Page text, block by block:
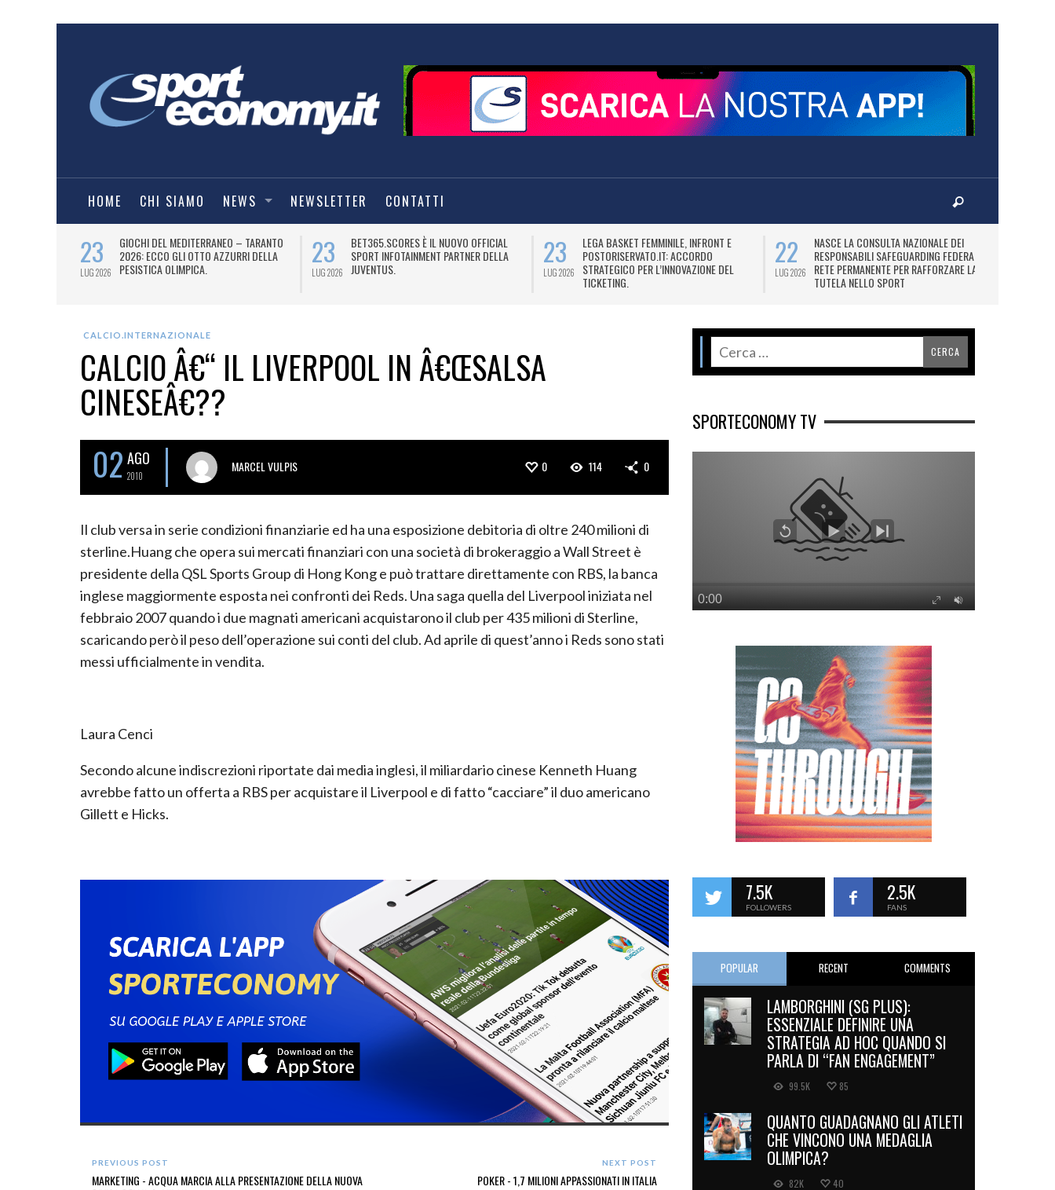
HOME CHI SIAMO NEWS NEWSLETTER CONTATTI
23
LUG 2026
GIOCHI DEL MEDITERRANEO – TARANTO
2026: ECCO GLI OTTO AZZURRI DELLA
PESISTICA OLIMPICA.
23
LUG 2026
BET365.SCORES È IL NUOVO OFFICIAL
SPORT INFOTAINMENT PARTNER DELLA
JUVENTUS.
23
LUG 2026
LEGA BASKET FEMMINILE, INFRONT E
POSTORISERVATO.IT: ACCORDO
STRATEGICO PER L’INNOVAZIONE DEL
TICKETING.
22
LUG 2026
NASCE LA CONSULTA NAZIONALE DEI
RESPONSABILI SAFEGUARDING FEDERALI:
RETE PERMANENTE PER RAFFORZARE LA
TUTELA NELLO SPORT
CALCIO.INTERNAZIONALE
CALCIO Â€“ IL LIVERPOOL IN Â€ŒSALSA
CINESEÂ€??
02 AGO
2010
MARCEL VULPIS 0 114 0
Il club versa in serie condizioni finanziarie ed ha una esposizione debitoria di oltre 240 milioni di
sterline.Huang che opera sui mercati finanziari con una società di brokeraggio a Wall Street è
presidente della QSL Sports Group di Hong Kong e può trattare direttamente con RBS, la banca
inglese maggiormente esposta nei confronti dei Reds. Una saga quella del Liverpool iniziata nel
febbraio 2007 quando i due magnati americani acquistarono il club per 435 milioni di Sterline,
scaricando però il peso dell’operazione sui conti del club. Ad aprile di quest’anno i Reds sono stati
messi ufficialmente in vendita.
Laura Cenci
Secondo alcune indiscrezioni riportate dai media inglesi, il miliardario cinese Kenneth Huang
avrebbe fatto un offerta a RBS per acquistare il Liverpool e di fatto “cacciare” il duo americano
Gillett e Hicks.
PREVIOUS POST
MARKETING - ACQUA MARCIA ALLA PRESENTAZIONE DELLA NUOVA
NEXT POST
POKER - 1,7 MILIONI APPASSIONATI IN ITALIA
SPORTECONOMY TV
7.5K
FOLLOWERS
2.5K
FANS
POPULAR RECENT COMMENTS
LAMBORGHINI (SG PLUS):
ESSENZIALE DEFINIRE UNA
STRATEGIA AD HOC QUANDO SI
PARLA DI “FAN ENGAGEMENT”
99.5K 85
QUANTO GUADAGNANO GLI ATLETI
CHE VINCONO UNA MEDAGLIA
OLIMPICA?
82K 40